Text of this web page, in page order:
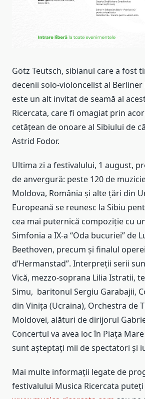
Götz Teutsch, sibianul care a fost
decenii solo-violoncelist al
este un alt invitat de seamă al
Ricercata, care fi omagiat prin
cetățean de onoare al Sibiului de
Astrid Fodor.
Ultima zi a festivalului, 1 august,
de anvergură: peste 120 de
Moldova, România și alte țări din
Europeană se reunesc la Sibiu
cea mai puternică compoziție cu
Simfonia a IX-a “Oda bucuriei” de
Beethoven, precum și finalul
d’Hermanstad”. Interpreții serii
Vică, mezzo-soprana Lilia Istratii,
Simu, baritonul Sergiu Garabajii,
din Vinița (Ucraina), Orchestra de
Moldovei, alături de dirijorul
Concertul va avea loc în Piața
sunt așteptați mii de spectatori și
Mai multe informații legate de
festivalului Musica Ricercata